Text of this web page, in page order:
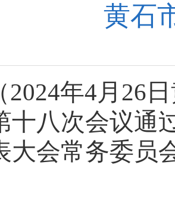
公开征集“扩大内需大力提振消费”社会
黄石市人民代表大会常务委员会公告
黄石市人民代表大会常务委员会公告
关于征集立法工作规划（2027年—2031
黄石
2024年4月26
十八次会议通
大会常务委员